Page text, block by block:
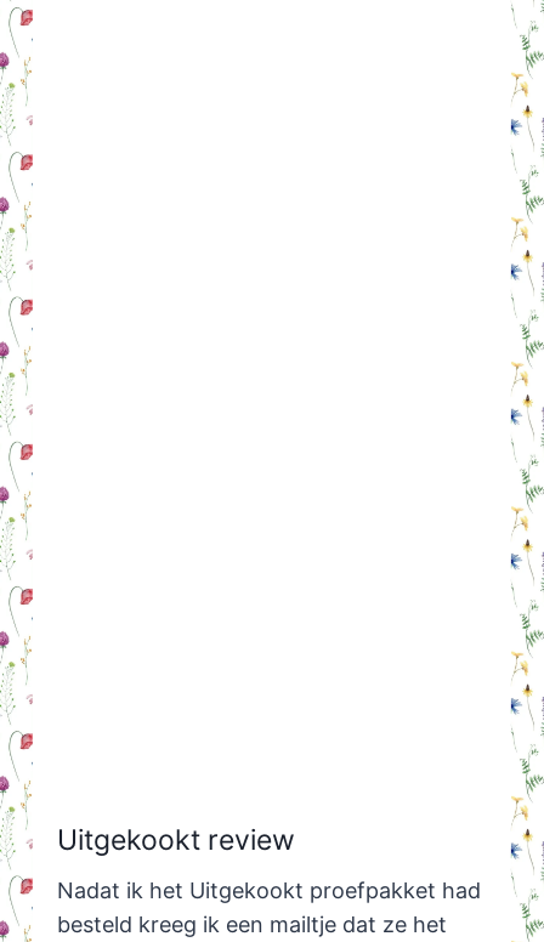
Uitgekookt review
Nadat ik het Uitgekookt proefpakket had
besteld kreeg ik een mailtje dat ze het